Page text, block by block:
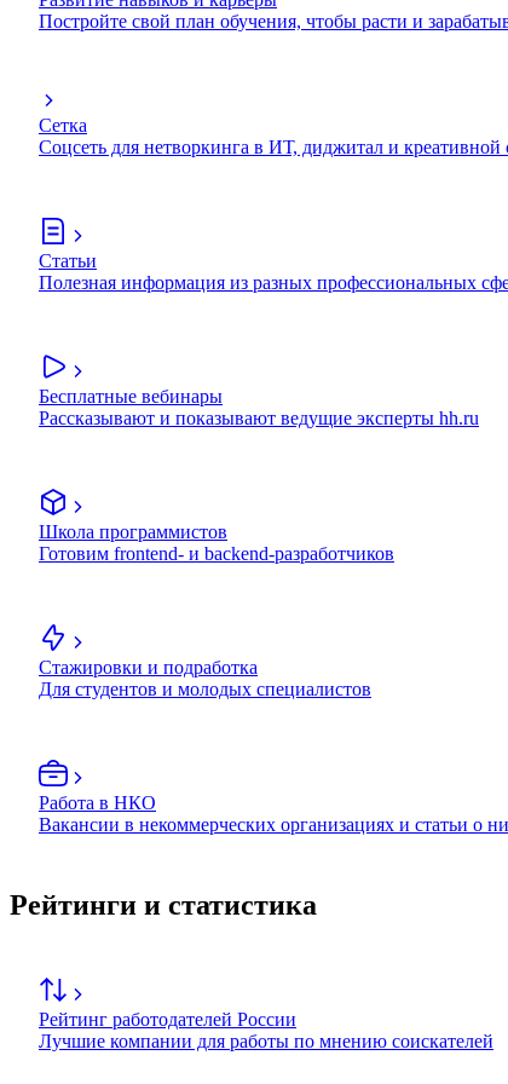
Постройте свой план обучения, чтобы расти и
Сетка
Соцсеть для нетворкинга в ИТ, диджитал и креативной
Статьи
Полезная информация из разных профессиональных
Бесплатные вебинары
Рассказывают и показывают ведущие эксперты hh.ru
Школа программистов
Готовим frontend- и backend-разработчиков
Стажировки и подработка
Для студентов и молодых специалистов
Работа в НКО
Вакансии в некоммерческих организациях и статьи о
Рейтинги и статистика
Рейтинг работодателей России
Лучшие компании для работы по мнению соискателей